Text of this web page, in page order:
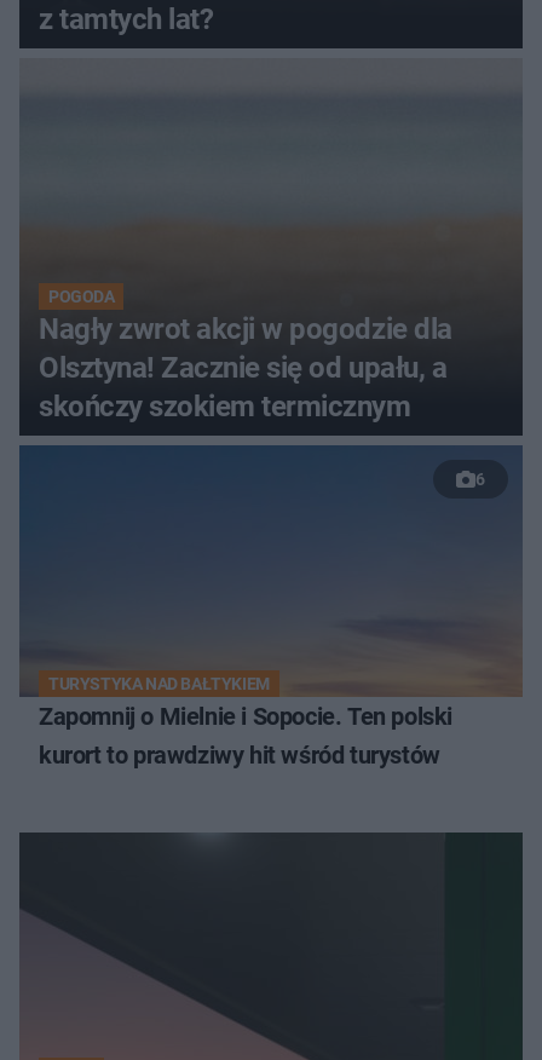
z tamtych lat?
POGODA
Nagły zwrot akcji w pogodzie dla
Olsztyna! Zacznie się od upału, a
skończy szokiem termicznym
6
TURYSTYKA NAD BAŁTYKIEM
Zapomnij o Mielnie i Sopocie. Ten polski
kurort to prawdziwy hit wśród turystów